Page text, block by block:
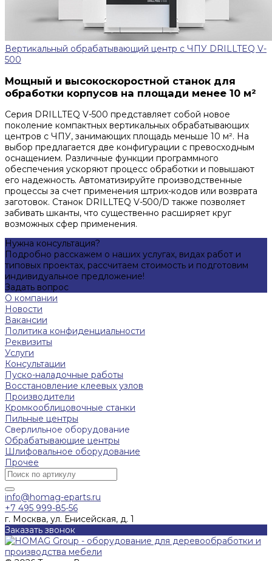
Вертикальный обрабатывающий центр с ЧПУ DRILLTEQ V-
500
Мощный и высокоскоростной станок для
обработки корпусов на площади менее 10 м²
Серия DRILLTEQ V-500 представляет собой новое
поколение компактных вертикальных обрабатывающих
центров с ЧПУ, занимающих площадь меньше 10 м². На
выбор предлагается две конфигурации с превосходным
оснащением. Различные функции программного
обеспечения ускоряют процесс обработки и повышают
его надежность. Автоматизируйте производственные
процессы за счет применения штрих-кодов или возврата
заготовок. Станок DRILLTEQ V-500/D также позволяет
забивать шканты, что существенно расширяет круг
возможных сфер применения.
Нужна консультация?
Подробно расскажем о наших услугах, видах работ и
типовых проектах, рассчитаем стоимость и подготовим
индивидуальное предложение!
Задать вопрос
О компании
Новости
Вакансии
Политика конфиденциальности
Реквизиты
Услуги
Консультации
Пуско-наладочные работы
Восстановление клеевых узлов
Производители
Кромкооблицовочные станки
Пильные центры
Сверлильное оборудование
Обрабатывающие центры
Шлифовальное оборудование
Прочее
info@homag-eparts.ru
+7 495 999-85-56
г. Москва, ул. Енисейская, д. 1
Заказать звонок